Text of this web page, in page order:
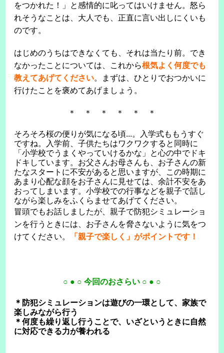
をつかれた！」と感情的に叱ってはいけません。怒ら
れそうなことは、大人でも、正直に言い出しにくいも
のです。
はじめのうちはできなくても、それは当たり前。でき
なかったことについては、これから根気よく何度でも
教えてあげてください。まずは、ひとりでおつかいに
行けたことを褒めてあげましょう。
＊ ＊ ＊ ＊ ＊ ＊
そろそろ桜の便りが気になる頃...。入学式ももうすぐ
ですね。入学前、子供たちはワクワクすると同時に
「小学校でうまくやっていけるかな」と心の中でドキ
ドキしています。お父さんお母さんも、お子さんの新
たなスタートに不安があると思いますが、この時期に
あまり心配な顔をお子さんに見せては、余計不安をあ
おってしまいます。小学校での行事などを親子で話し
ながら楽しみをふくらませてあげてください。
冒頭でもお話しましたが、親子で防犯シミュレーショ
ンを行うときには、お子さんを脅さないように気をつ
けてください。
「親子で楽しく」がポイントです！
○ ● ○ 今回のおさらい ○ ● ○
＊防犯シミュレーションは遊びの一環として、家族で
楽しみながら行う
＊何度も繰り返し行うことで、いざというときに自然
に対応できる力が養われる